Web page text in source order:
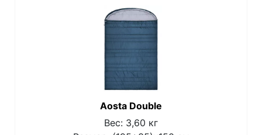
Aosta Double
Вес: 3,60 кг